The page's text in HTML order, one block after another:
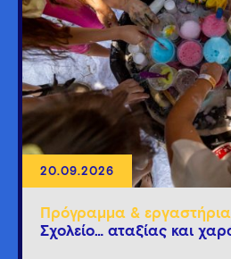
20.09.2026
Πρόγραμμα &
Σχολείο… αταξίας και